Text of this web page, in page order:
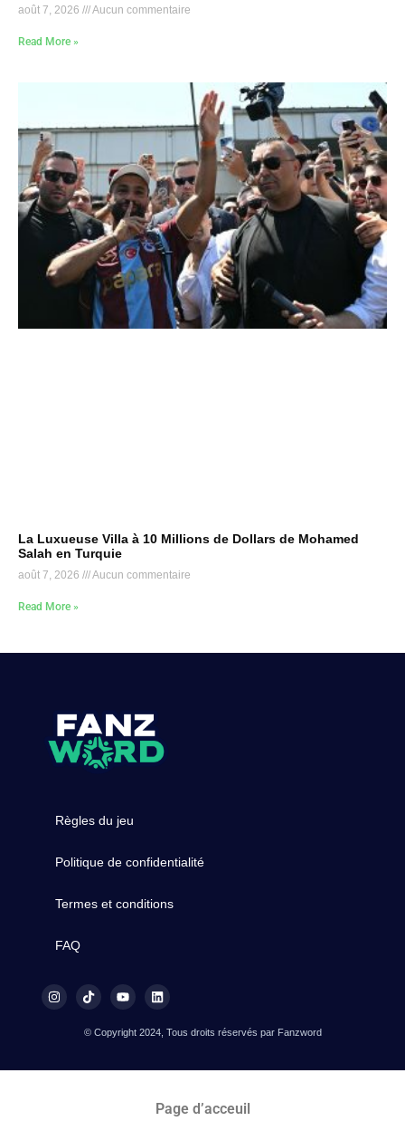
août 7, 2026 Aucun commentaire
Read More »
La Luxueuse Villa à 10 Millions de Dollars de Mohamed
Salah en Turquie
août 7, 2026 Aucun commentaire
Read More »
Règles du jeu
Politique de confidentialité
Termes et conditions
FAQ
© Copyright 2024, Tous droits réservés par Fanzword
Page d’acceuil